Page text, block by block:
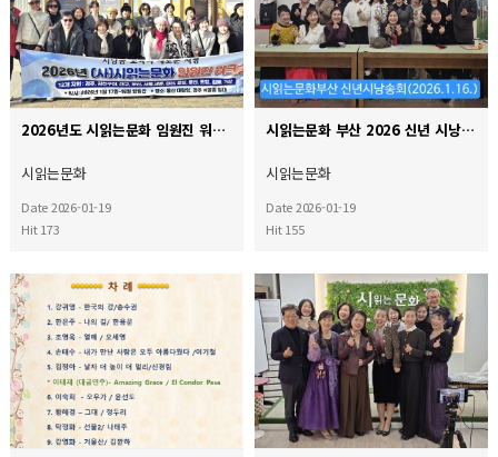
2026년도 시읽는문화 임원진 워크숍(2026.1.17~1.18) 1박 2일 + 13
시읽는문화
Date 2026-01-19
Hit 173
시읽는문화 부산 2026 신년 시낭송회(2026.1.16.금)
시읽는문화
Date 2026-01-19
Hit 155